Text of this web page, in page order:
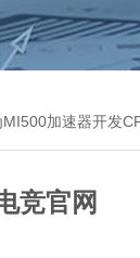
加速器开发
竞官网